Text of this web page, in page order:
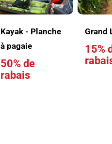
Kayak - Planche
à pagaie
50% de
rabais
Grand
15%